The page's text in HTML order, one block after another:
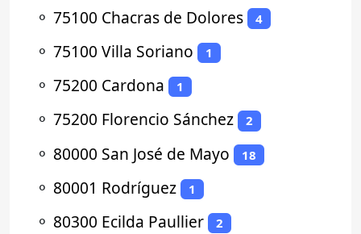
⚬ 75100 Chacras de Dolores 4
⚬ 75100 Villa Soriano 1
⚬ 75200 Cardona 1
⚬ 75200 Florencio Sánchez 2
⚬ 80000 San José de Mayo 18
⚬ 80001 Rodríguez 1
⚬ 80300 Ecilda Paullier 2